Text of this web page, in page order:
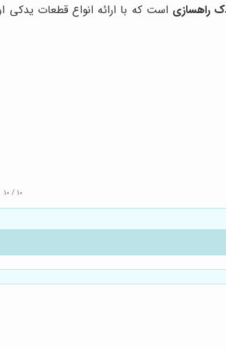
راهسازی است که با ارائه انواع قطعات یدکی
10 / 10